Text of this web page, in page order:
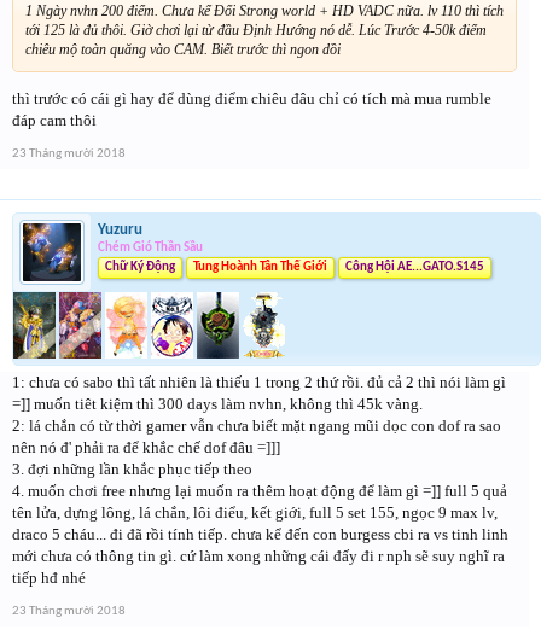
1 Ngày nvhn 200 điểm. Chưa kể Đổi Strong world + HD VADC nữa. lv 110 thì tích
tới 125 là đủ thôi. Giờ chơi lại từ đầu Định Hướng nó dễ. Lúc Trước 4-50k điểm
chiêu mộ toàn quăng vào CAM. Biết trước thì ngon dồi
thì trước có cái gì hay để dùng điểm chiêu đâu chỉ có tích mà mua rumble
đáp cam thôi
23 Tháng mười 2018
Yuzuru
Chém Gió Thần Sầu
Chữ Ký Động
Tung Hoành Tân Thế Giới Công Hội AE...GATO.S145
1: chưa có sabo thì tất nhiên là thiếu 1 trong 2 thứ rồi. đủ cả 2 thì nói làm gì
=]] muốn tiêt kiệm thì 300 days làm nvhn, không thì 45k vàng.
2: lá chắn có từ thời gamer vẫn chưa biết mặt ngang mũi dọc con dof ra sao
nên nó đ' phải ra để khắc chế dof đâu =]]]
3. đợi những lần khắc phục tiếp theo
4. muốn chơi free nhưng lại muốn ra thêm hoạt động để làm gì =]] full 5 quả
tên lửa, dựng lông, lá chắn, lôi điểu, kết giới, full 5 set 155, ngọc 9 max lv,
draco 5 cháu... đi đã rồi tính tiếp. chưa kể đến con burgess cbi ra vs tinh linh
mới chưa có thông tin gì. cứ làm xong những cái đấy đi r nph sẽ suy nghĩ ra
tiếp hđ nhé
23 Tháng mười 2018